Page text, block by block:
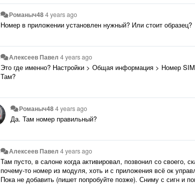
Романыч484 years ago
Номер в приложении установлен нужный? Или стоит образец?
Алексеев Павел 4 years ago
Это где именно? Настройки > Общая информация > Номер
Там?
Романыч484 years ago
Да. Там номер правильный?
Алексеев Павел 4 years ago
Там пусто, в салоне когда активировал, позвонил со своего,
почему-то номер из модуля, хоть и с приложения всё ок
Пока не добавить (пишет попробуйте позже). Сниму с сигн и